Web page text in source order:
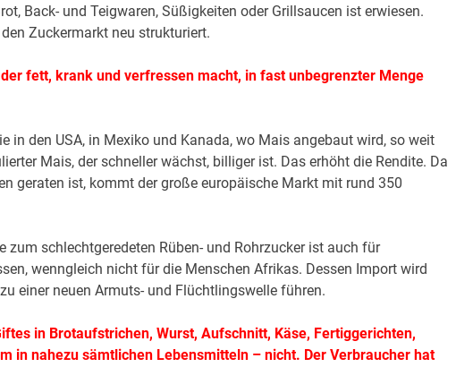
Back- und Teigwaren, Süßigkeiten oder Grillsaucen ist erwiesen.
Zuckermarkt neu strukturiert.
fett, krank und verfressen macht, in fast unbegrenzter Menge
in den USA, in Mexiko und Kanada, wo Mais angebaut wird, so weit
Mais, der schneller wächst, billiger ist. Das erhöht die Rendite. Da
geraten ist, kommt der große europäische Markt mit rund 350
zum schlechtgeredeten Rüben- und Rohrzucker ist auch für
wenngleich nicht für die Menschen Afrikas. Dessen Import wird
einer neuen Armuts- und Flüchtlingswelle führen.
in Brotaufstrichen, Wurst, Aufschnitt, Käse, Fertiggerichten,
in nahezu sämtlichen Lebensmitteln – nicht. Der Verbraucher hat